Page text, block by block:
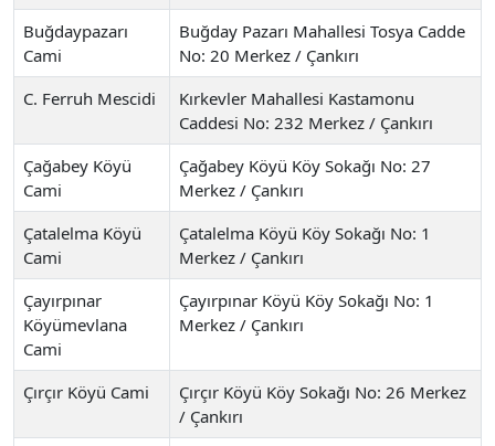
Buğdaypazarı
Cami
Buğday Pazarı Mahallesi Tosya Cadde
No: 20 Merkez / Çankırı
C. Ferruh Mescidi
Kırkevler Mahallesi Kastamonu
Caddesi No: 232 Merkez / Çankırı
Çağabey Köyü
Cami
Çağabey Köyü Köy Sokağı No: 27
Merkez / Çankırı
Çatalelma Köyü
Cami
Çatalelma Köyü Köy Sokağı No: 1
Merkez / Çankırı
Çayırpınar
Köyümevlana
Cami
Çayırpınar Köyü Köy Sokağı No: 1
Merkez / Çankırı
Çırçır Köyü Cami
Çırçır Köyü Köy Sokağı No: 26 Merkez
/ Çankırı